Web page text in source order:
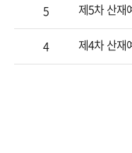
5 제5차 산재
4 제4차 산재